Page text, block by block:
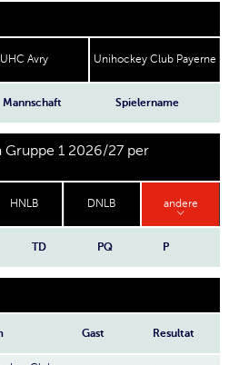
UHC Avry Unihockey Club Payerne
Mannschaft Spielername
Gruppe 1 2026/27 per
HNLB DNLB andere
TD PQ P
Gast Resultat